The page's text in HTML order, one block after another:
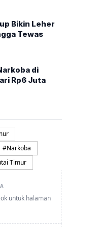
Bikin Leher
Tewas
di
Rp6 Juta
#Narkoba
Timur
untuk halaman